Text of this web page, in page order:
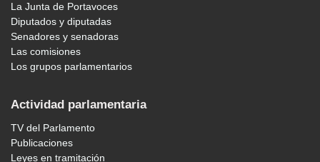
La Junta de Portavoces
Diputados y diputadas
Senadores y senadoras
Las comisiones
Los grupos parlamentarios
Actividad parlamentaria
TV del Parlamento
Publicaciones
Leyes en tramitación